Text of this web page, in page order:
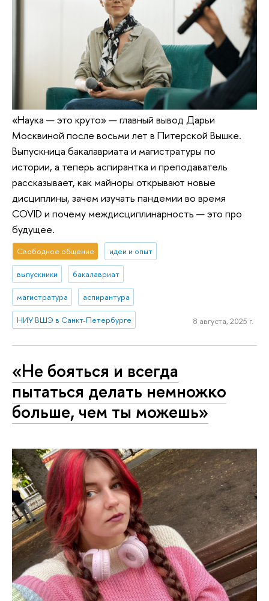
«Наука — это круто» — главный вывод Дарьи
Москвиной после восьми лет в Питерской Вышке.
Выпускница бакалавриата и магистратуры по
истории, а теперь аспирантка и преподаватель
рассказывает, как майноры открывают новые
дисциплины, зачем изучать пандемии во время
COVID и почему междисциплинарность — это про
будущее.
Свободное общение идеи и опыт
выпускники бакалавриат
магистратура аспирантура
НИУ ВШЭ в Санкт-Петербурге 8 августа, 2025 г.
«Не бояться и всегда
пытаться делать немножко
больше, чем ты можешь»